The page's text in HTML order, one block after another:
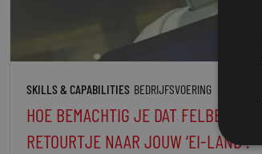
SKILLS & CAPABILITIES BEDRIJFSVOERING
HOE BEMACHTIG JE DAT FELBEGEERDE
RETOURTJE NAAR JOUW ‘EI-LAND’?